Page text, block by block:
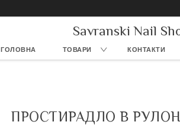
Savranski Nail
ГОЛОВНА ТОВАРИ КОНТАКТИ
ПРОСТИРАДЛО В